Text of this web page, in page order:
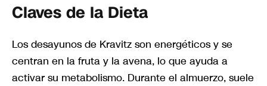
Claves de la Dieta
Los desayunos de Kravitz son energéticos y se
centran en la fruta y la avena, lo que ayuda a
activar su metabolismo. Durante el almuerzo, suele